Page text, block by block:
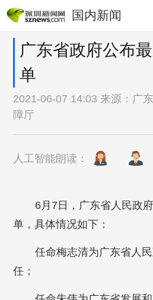
国内新闻
广东省政府公布
单
2021-06-07 14:03 来源： 广
障厅
人工智能朗读：
6月7日，广东省人民政
单，具体情况如下：
任命梅志清为广东省人
任；